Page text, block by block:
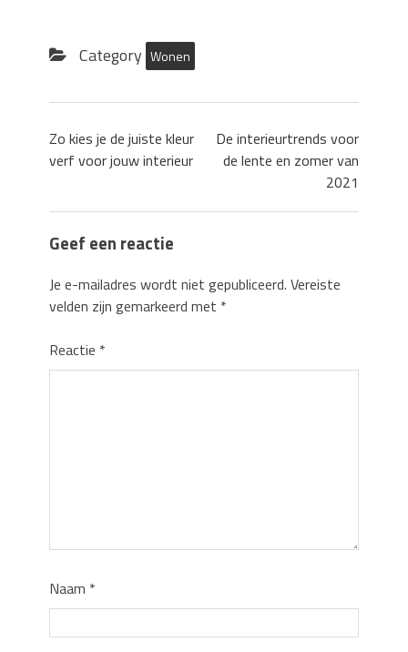
Category Wonen
Zo kies je de juiste kleur
verf voor jouw interieur
De interieurtrends voor
de lente en zomer van
2021
Geef een reactie
Je e-mailadres wordt niet gepubliceerd. Vereiste
velden zijn gemarkeerd met *
Reactie *
Naam *